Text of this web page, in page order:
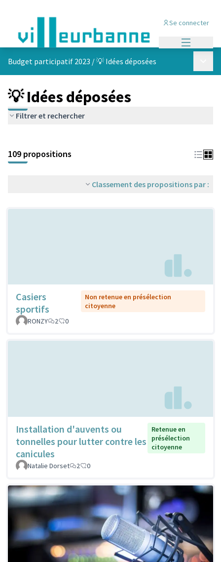
Se connecter
Budget participatif 2023 /💡 Idées déposées
💡 Idées déposées
Filtrer et rechercher
+
−
109 propositions
Classement des propositions par :
Casiers
sportifs
Non retenue en présélection
citoyenne
RONZY
2 0
Installation d'auvents ou
tonnelles pour lutter contre les
canicules
Retenue en
présélection
citoyenne
Natalie Dorset 2 0